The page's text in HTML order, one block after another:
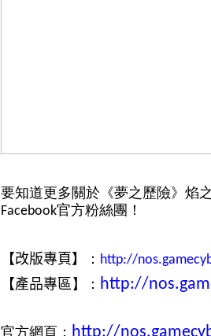
要知道更多關於《夢之歷險》焰
Facebook官方粉絲團！
【改版專頁】 ： http://
【產品專區 】： http://
官方網頁：